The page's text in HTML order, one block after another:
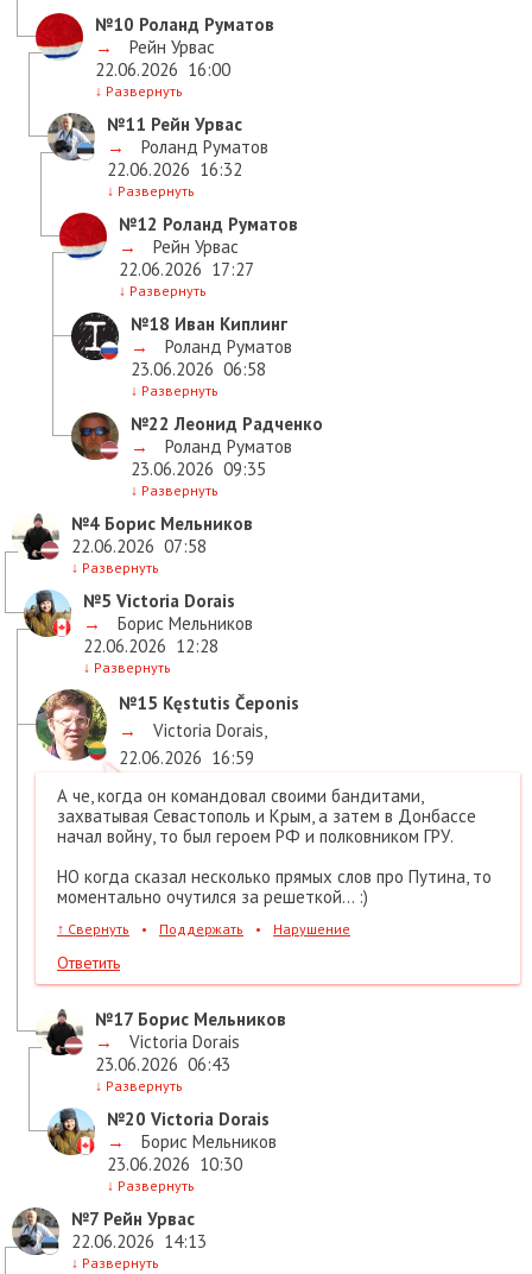
№10 Роланд Руматов
→
Рейн Урвас
22.06.2026 16:00
↓ Развернуть
№11 Рейн Урвас
→
Роланд Руматов
22.06.2026 16:32
↓ Развернуть
№12 Роланд Руматов
→
Рейн Урвас
22.06.2026 17:27
↓ Развернуть
№18 Иван Киплинг
→
Роланд Руматов
23.06.2026 06:58
↓ Развернуть
№22 Леонид Радченко
→
Роланд Руматов
23.06.2026 09:35
↓ Развернуть
№4 Борис Мельников
22.06.2026 07:58
↓ Развернуть
№5 Victoria Dorais
→
Борис Мельников
22.06.2026 12:28
↓ Развернуть
№15 Kęstutis Čeponis
→
Victoria Dorais,
22.06.2026 16:59
А че, когда он командовал своими бандитами,
захватывая Севастополь и Крым, а затем в Донбассе
начал войну, то был героем РФ и полковником ГРУ.
НО когда сказал несколько прямых слов про Путина, то
моментально очутился за решеткой... :)
↑ Свернуть • Поддержать • Нарушение
Ответить
№17 Борис Мельников
→
Victoria Dorais
23.06.2026 06:43
↓ Развернуть
№20 Victoria Dorais
→
Борис Мельников
23.06.2026 10:30
↓ Развернуть
№7 Рейн Урвас
22.06.2026 14:13
↓ Развернуть